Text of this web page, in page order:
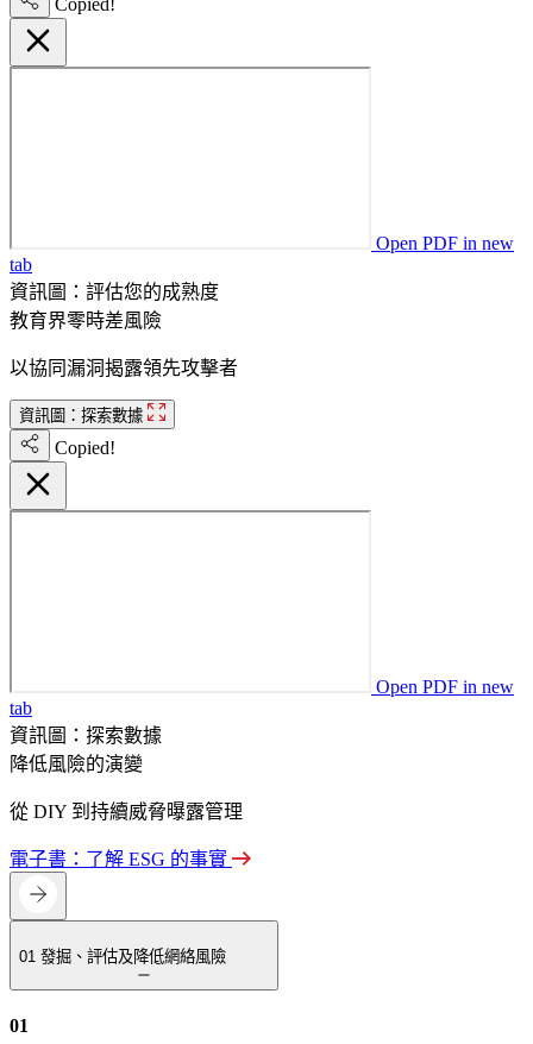
Copied!
Open PDF in new
tab
資訊圖：評估您的成熟度
教育界零時差風險
以協同漏洞揭露領先攻擊者
資訊圖：探索數據
Copied!
Open PDF in new
tab
資訊圖：探索數據
降低風險的演變
從 DIY 到持續威脅曝露管理
電子書：了解 ESG 的事實
01 發掘、評估及降低網絡風險
01